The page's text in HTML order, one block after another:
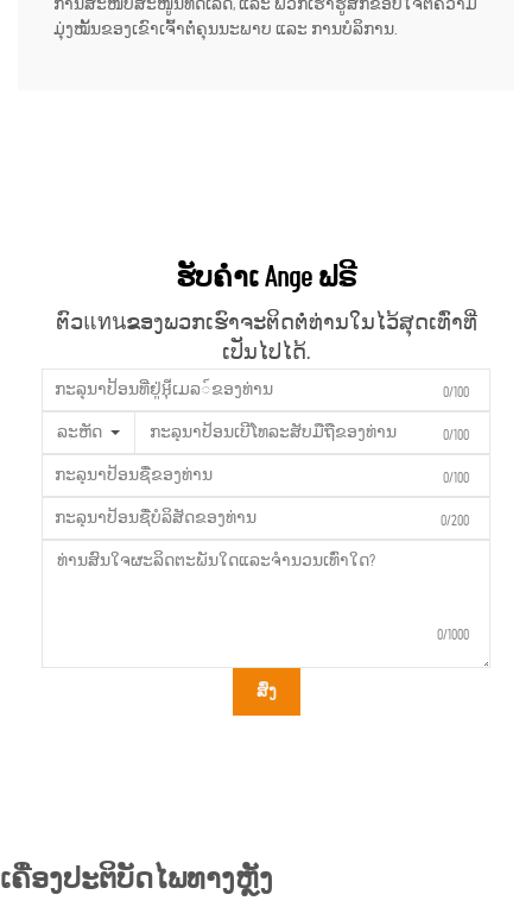
ການສະໜັບສະໜູນທີ່ດີເລີດ, ແລະ ພວກເຮົາຮູ້ສຶກຂອບໃຈຕໍ່ຄວາມ
ມຸ່ງໝັ້ນຂອງເຂົາເຈົ້າຕໍ່ຄຸນນະພາບ ແລະ ການບໍລິການ.
ຮັບຄຳເ Ange ຟຣີ
ຕົວแทนຂອງພວກເຮົາຈະຕິດຕໍ່ທ່ານໃນໄວ້ສຸດເທົ່າທີ່
ເປັນໄປໄດ້.
0/100
ລະຫັດ 0/100
0/100
0/200
0/1000
ສົ່ງ
ເຄື່ອງປະຕິບັດໄພທາງຫຼັງ